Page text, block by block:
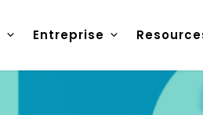
Entreprise